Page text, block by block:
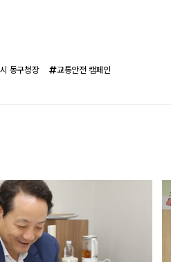
동구청장 교통안전 캠페인